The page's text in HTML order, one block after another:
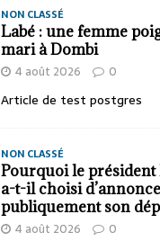
NON CLASSÉ
Labé : une femme
mari à Dombi
4 août 2026 0
Article de test postgres
NON CLASSÉ
Pourquoi le
a-t-il choisi
publiquement son
4 août 2026 0